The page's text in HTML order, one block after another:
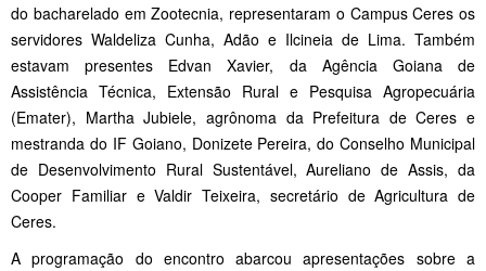
do bacharelado em Zootecnia, representaram o Campus Ceres os
servidores Waldeliza Cunha, Adão e Ilcineia de Lima. Também
estavam presentes Edvan Xavier, da Agência Goiana de
Assistência Técnica, Extensão Rural e Pesquisa Agropecuária
(Emater), Martha Jubiele, agrônoma da Prefeitura de Ceres e
mestranda do IF Goiano, Donizete Pereira, do Conselho Municipal
de Desenvolvimento Rural Sustentável, Aureliano de Assis, da
Cooper Familiar e Valdir Teixeira, secretário de Agricultura de
Ceres.
A programação do encontro abarcou apresentações sobre a